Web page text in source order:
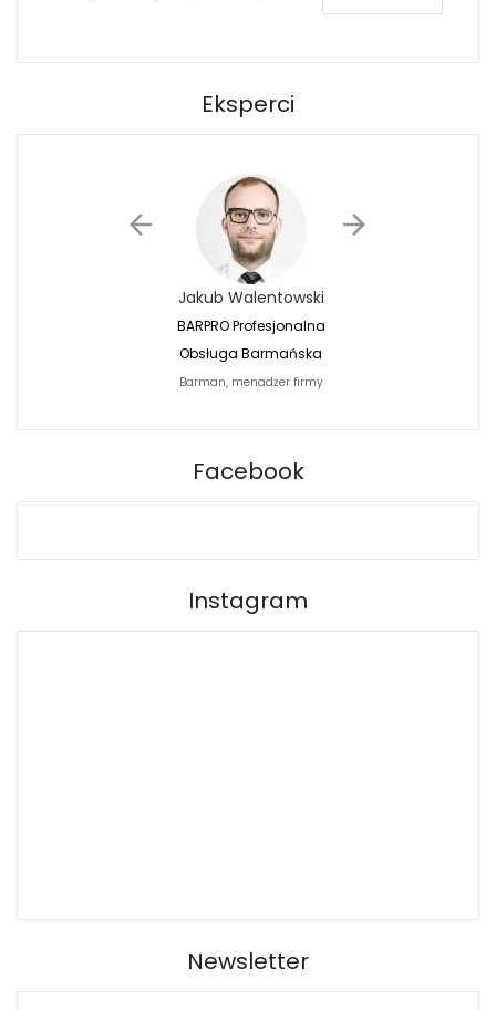
Eksperci
Jakub Walentowski
BARPRO Profesjonalna
Obsługa Barmańska
Barman, menadżer firmy
Facebook
Instagram
Newsletter